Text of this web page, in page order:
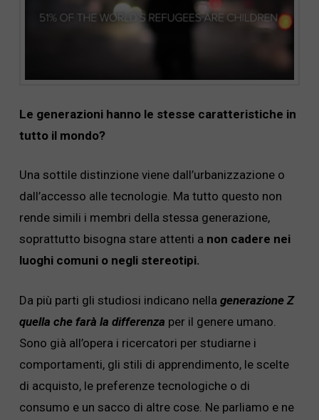
Le generazioni hanno le stesse caratteristiche in
tutto il mondo?
Una sottile distinzione viene dall’urbanizzazione o
dall’accesso alle tecnologie. Ma tutto questo non
rende simili i membri della stessa generazione,
soprattutto bisogna stare attenti a non cadere nei
luoghi comuni o negli stereotipi.
Da più parti gli studiosi indicano nella generazione Z
quella che farà la differenza per il genere umano.
Sono già all’opera i ricercatori per studiarne i
comportamenti, gli stili di apprendimento, le scelte
di acquisto, le preferenze tecnologiche o di
consumo e un sacco di altre cose. Ne parliamo e ne